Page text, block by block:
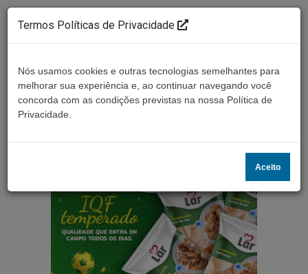
Termos Políticas de Privacidade
Nós usamos cookies e outras tecnologias semelhantes para
melhorar sua experiência e, ao continuar navegando você
concorda com as condições previstas na nossa Política de
Privacidade.
Aceito